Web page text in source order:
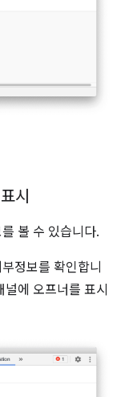
시
볼 수 있습니다.
정보를 확인합니
에 오프너를 표시